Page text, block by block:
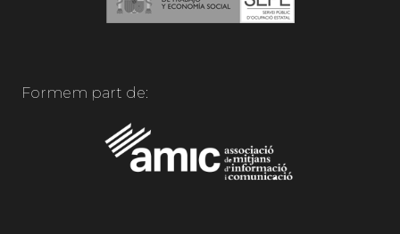
Formem part de: